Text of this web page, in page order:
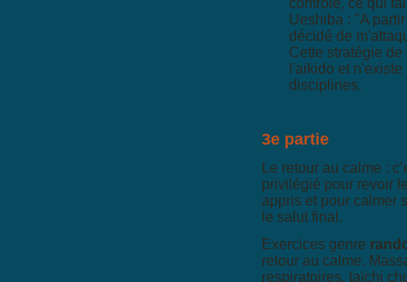
Ueshiba : "A
décidé de
Cette stratégie
l'aikido et
disciplines.
3e partie
Le retour au calme :
privilégié pour revoir
appris et pour calmer
le salut final.
Exercices genre
retour au calme.
respiratoires, taïchi